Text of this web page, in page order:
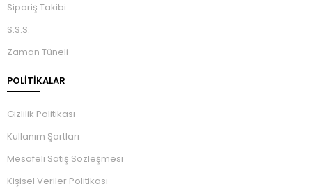
Sipariş Takibi
S.S.S.
Zaman Tüneli
POLİTİKALAR
Gizlilik Politikası
Kullanım Şartları
Mesafeli Satış Sözleşmesi
Kişisel Veriler Politikası